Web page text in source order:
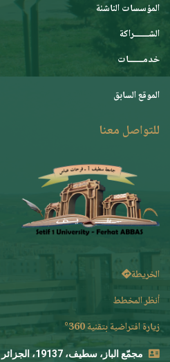
المؤسسات الناشئة
الشـــــــراكة
خدمـــــــات
الموقع السابق
للتواصل معنا
الخريطة
أنظر المخطط
زيارة افتراضية بتقنية 360°
مجمّع الباز، سطيف، 19137، الجزائر